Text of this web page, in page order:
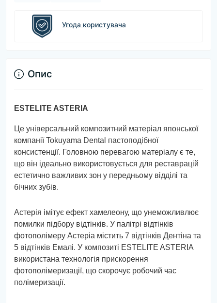
Угода користувача
Опис
ESTELITE ASTERIA
Це універсальний композитний матеріал японської
компанії Tokuyama Dental пастоподібної
консистенції. Головною перевагою матеріалу є те,
що він ідеально використовується для реставрацій
естетично важливих зон у передньому відділі та
бічних зубів.
Астерія імітує ефект хамелеону, що унеможливлює
помилки підбору відтінків. У палітрі відтінків
фотополімеру Астеріа містить 7 відтінків Дентіна та
5 відтінків Емалі. У композиті ESTELITE ASTERIA
використана технологія прискорення
фотополімеризації, що скорочує робочий час
полімеризації.